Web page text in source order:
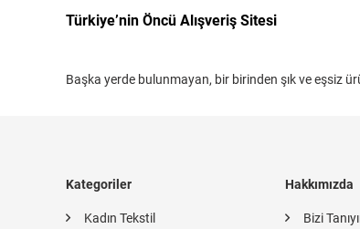
Türkiye’nin Öncü Alışveriş Sitesi
Başka yerde bulunmayan, bir birinden şık ve eşsiz
Kategoriler
Kadın Tekstil
Hakkımızda
Bizi